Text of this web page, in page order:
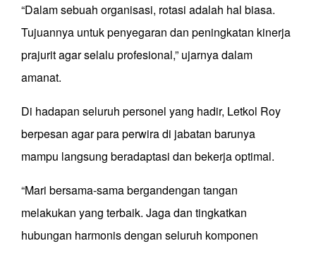
“Dalam sebuah organisasi, rotasi adalah hal biasa.
Tujuannya untuk penyegaran dan peningkatan kinerja
prajurit agar selalu profesional,” ujarnya dalam
amanat.
Di hadapan seluruh personel yang hadir, Letkol Roy
berpesan agar para perwira di jabatan barunya
mampu langsung beradaptasi dan bekerja optimal.
“Mari bersama-sama bergandengan tangan
melakukan yang terbaik. Jaga dan tingkatkan
hubungan harmonis dengan seluruh komponen